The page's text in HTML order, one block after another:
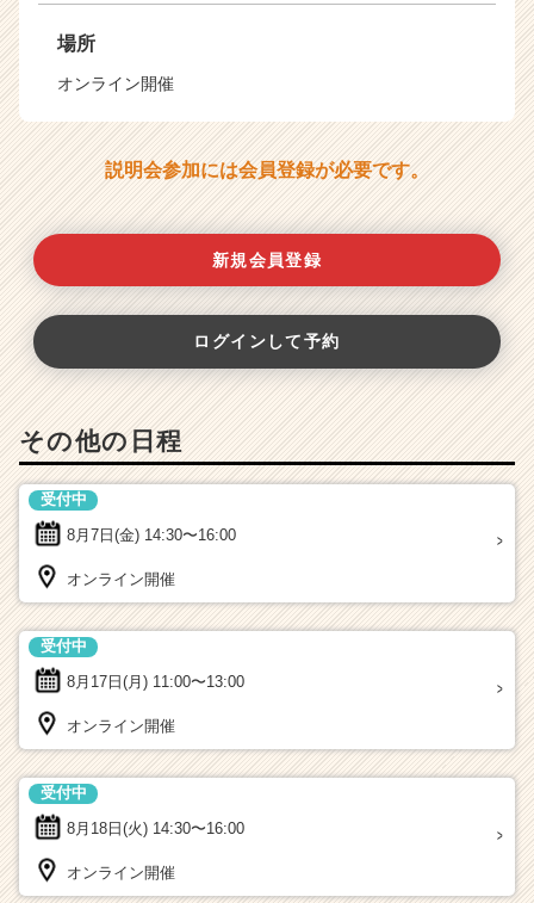
場所
オンライン開催
説明会参加には会員登録が必要です。
新規会員登録
ログインして予約
その他の日程
8月7日(金) 14:30〜16:00
受付中
オンライン開催
8月17日(月) 11:00〜13:00
受付中
オンライン開催
8月18日(火) 14:30〜16:00
受付中
オンライン開催